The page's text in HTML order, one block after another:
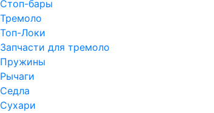
Стоп-бары
Тремоло
Топ-Локи
Запчасти для тремоло
Пружины
Рычаги
Седла
Сухари